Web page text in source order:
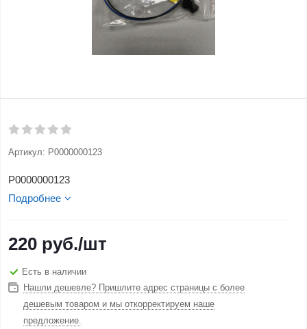
Артикул: Р0000000123
Р0000000123
Подробнее
220 руб./шт
Есть в наличии
Нашли дешевле? Пришлите адрес страницы с более
дешевым товаром и мы откорректируем наше
предложение.